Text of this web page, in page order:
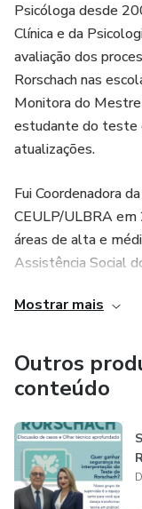
Psicóloga desde
Clínica e da
avaliação dos
Rorschach nas
Monitora do
estudante do teste
atualizações.
Fui Coordenadora
CEULP/ULBRA
áreas de alta e
Assistência Social
elaboração de
Mostrar mais
Outros
conteúdo